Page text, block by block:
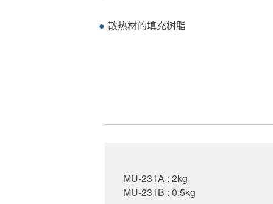
散热材的填充树脂
MU-231A : 2kg
MU-231B : 0.5kg